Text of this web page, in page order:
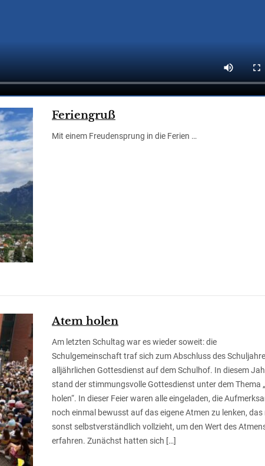
Feriengruß
Mit einem Freudensprung in die Ferien …
Atem holen
Am letzten Schultag war es wieder soweit: die
Schulgemeinschaft traf sich zum Abschluss des
alljährlichen Gottesdienst auf dem Schulhof. In diesem
stand der stimmungsvolle Gottesdienst unter dem Thema
holen“. In dieser Feier waren alle eingeladen, die
noch einmal bewusst auf das eigene Atmen zu lenken, das
sonst selbstverständlich vollzieht, um den Wert des
erfahren. Zunächst hatten sich […]